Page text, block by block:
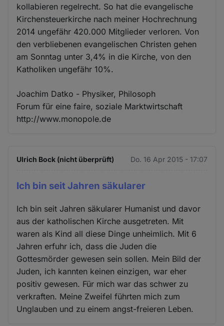
kollabieren regelrecht. So hat die evangelische
Kirchensteuerkirche nach meiner Hochrechnung
2014 ungefähr 420.000 Mitglieder verloren. Von
den verbliebenen evangelischen Christen gehen
am Sonntag unter 3,4% in die Kirche, von den
Katholiken ungefähr 10%.
Joachim Datko - Physiker, Philosoph
Forum für eine faire, soziale Marktwirtschaft
http://www.monopole.de
Ulrich Bock (nicht überprüft) Do. 16 Apr 2015 - 17:07
Ich bin seit Jahren säkularer
Ich bin seit Jahren säkularer Humanist und davor
aus der katholischen Kirche ausgetreten. Mit
waren als Kind all diese Dinge unheimlich. Mit 6
Jahren erfuhr ich, dass die Juden die
Gottesmörder gewesen sein sollen. Mein Bild der
Juden, ich kannten keinen einzigen, war eher
positiv gewesen. Für mich war das schwer zu
verkraften. Meine Zweifel führten mich zum
Unglauben und zu einem angst-freieren Leben.